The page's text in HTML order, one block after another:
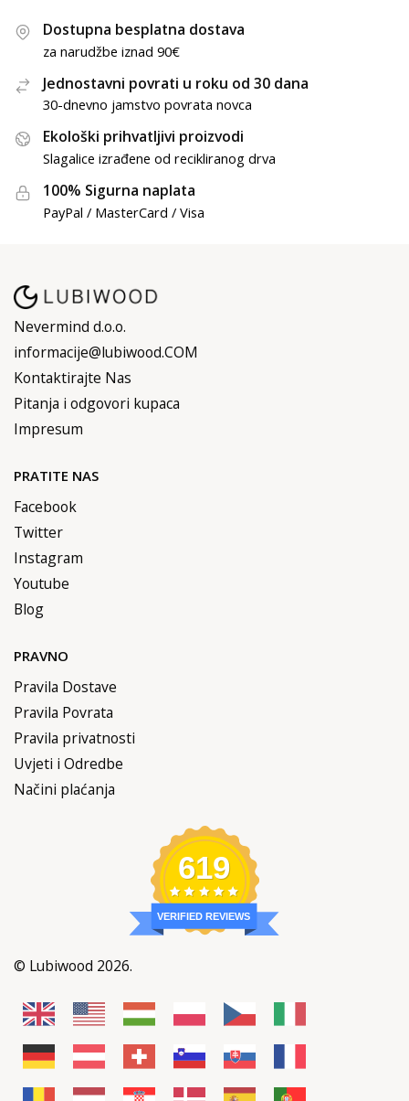
Dostupna besplatna dostava
za narudžbe iznad 90€
Jednostavni povrati u roku od 30 dana
30-dnevno jamstvo povrata novca
Ekološki prihvatljivi proizvodi
Slagalice izrađene od recikliranog drva
100% Sigurna naplata
PayPal / MasterCard / Visa
Nevermind d.o.o.
informacije@lubiwood.COM
Kontaktirajte Nas
Pitanja i odgovori kupaca
Impresum
PRATITE NAS
Facebook
Twitter
Instagram
Youtube
Blog
PRAVNO
Pravila Dostave
Pravila Povrata
Pravila privatnosti
Uvjeti i Odredbe
Načini plaćanja
619
VERIFIED REVIEWS
© Lubiwood 2026.